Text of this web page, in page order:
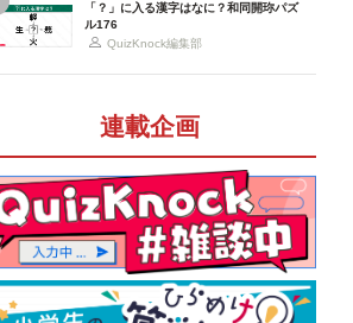
「？」に入る漢字はなに？和同開珎パズ
ル176
QuizKnock編集部
連載企画